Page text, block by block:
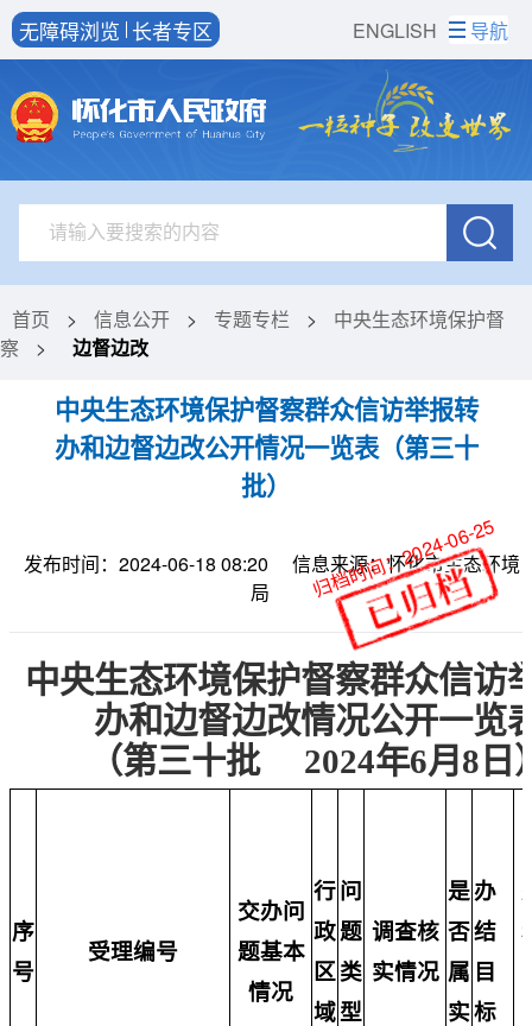
ENGLISH
无障碍浏览 长者专区 导航
首页 > 信息公开 > 专题专栏 >
中央生态环境保护督
察
> 边督边改
中央生态环境保护督察群众信访举报转
办和边督边改公开情况一览表（第三十
批）
发布时间：2024-06-18 08:20
信息来源：怀化市生态环境
局
中央生态环境保护督察群众信访
办和边督边改情况公开一览
（第三十批
2024年6月8日
序
号
受理编号
交办问
题基本
情况
行
政
区
域
问
题
类
型
调查核
实情况
是
否
属
实
办
结
目
标
归档时间：2024-06-25